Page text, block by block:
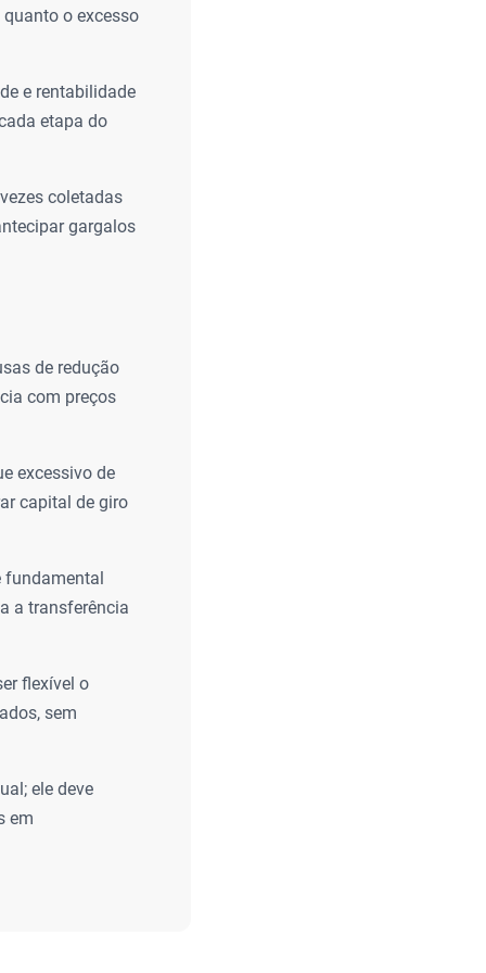
o excesso
e rentabilidade
etapa do
coletadas
gargalos
de redução
com preços
excessivo de
capital de giro
fundamental
a transferência
flexível o
sem
ele deve
em